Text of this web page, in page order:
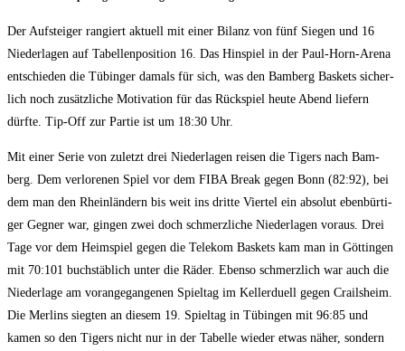
Der Auf­stei­ger ran­giert aktu­ell mit einer Bilanz von fünf Sie­gen und 16
Nie­der­la­gen auf Tabel­len­po­si­ti­on 16. Das Hin­spiel in der Paul-Horn-Are­na
ent­schie­den die Tübin­ger damals für sich, was den Bam­berg Bas­kets sicher­
lich noch zusätz­li­che Moti­va­ti­on für das Rück­spiel heu­te Abend lie­fern
dürf­te. Tip-Off zur Par­tie ist um 18:30 Uhr.
Mit einer Serie von zuletzt drei Nie­der­la­gen rei­sen die Tigers nach Bam­
berg. Dem ver­lo­re­nen Spiel vor dem FIBA Break gegen Bonn (82:92), bei
dem man den Rhein­län­dern bis weit ins drit­te Vier­tel ein abso­lut eben­bür­ti­
ger Geg­ner war, gin­gen zwei doch schmerz­li­che Nie­der­la­gen vor­aus. Drei
Tage vor dem Heim­spiel gegen die Tele­kom Bas­kets kam man in Göt­tin­gen
mit 70:101 buch­stäb­lich unter die Räder. Eben­so schmerz­lich war auch die
Nie­der­la­ge am vor­an­ge­gan­ge­nen Spiel­tag im Kel­ler­du­ell gegen Crails­heim.
Die Mer­lins sieg­ten an die­sem 19. Spiel­tag in Tübin­gen mit 96:85 und
kamen so den Tigers nicht nur in der Tabel­le wie­der etwas näher, son­dern